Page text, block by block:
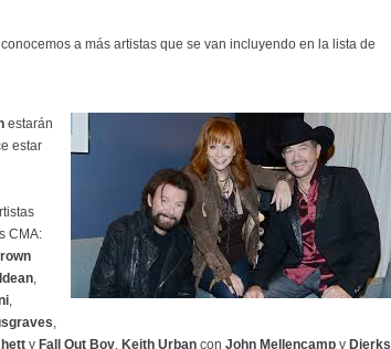
a más artistas que se van incluyendo en la lista de
estarán
estar
CMA:
,
,
,
y Fall Out Boy, Keith Urban con John Mellencamp y Dierks